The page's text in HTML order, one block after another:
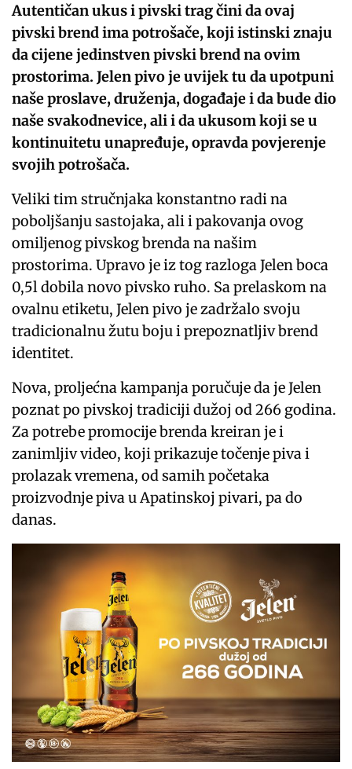
Autentičan ukus i pivski trag čini da ovaj
pivski brend ima potrošače, koji istinski znaju
da cijene jedinstven pivski brend na ovim
prostorima. Jelen pivo je uvijek tu da upotpuni
naše proslave, druženja, događaje i da bude dio
naše svakodnevice, ali i da ukusom koji se u
kontinuitetu unapređuje, opravda povjerenje
svojih potrošača.
Veliki tim stručnjaka konstantno radi na
poboljšanju sastojaka, ali i pakovanja ovog
omiljenog pivskog brenda na našim
prostorima. Upravo je iz tog razloga Jelen boca
0,5l dobila novo pivsko ruho. Sa prelaskom na
ovalnu etiketu, Jelen pivo je zadržalo svoju
tradicionalnu žutu boju i prepoznatljiv brend
identitet.
Nova, proljećna kampanja poručuje da je Jelen
poznat po pivskoj tradiciji dužoj od 266 godina.
Za potrebe promocije brenda kreiran je i
zanimljiv video, koji prikazuje točenje piva i
prolazak vremena, od samih početaka
proizvodnje piva u Apatinskoj pivari, pa do
danas.